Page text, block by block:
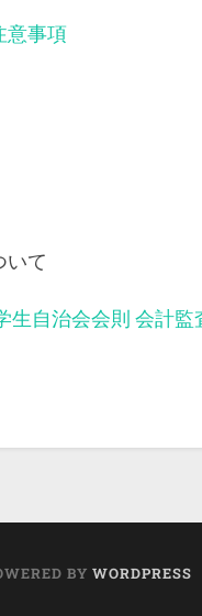
意事項
いて
生自治会会則 会計監
BYWORDPRESS